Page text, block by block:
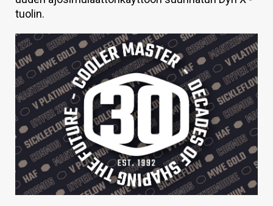
VAIHDA TEEMA
HAKU
tuolin.